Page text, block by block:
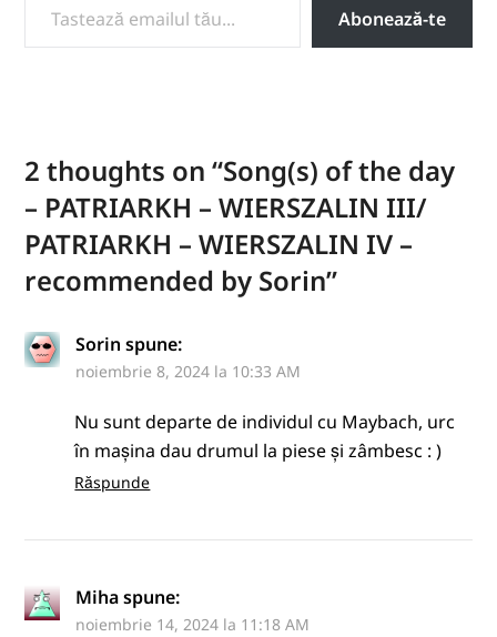
Abonează-te
2 thoughts on “Song(s) of the day
– PATRIARKH – WIERSZALIN III/
PATRIARKH – WIERSZALIN IV –
recommended by Sorin”
Sorin spune:
noiembrie 8, 2024 la 10:33 AM
Nu sunt departe de individul cu Maybach, urc
în mașina dau drumul la piese și zâmbesc : )
Răspunde
Miha spune:
noiembrie 14, 2024 la 11:18 AM